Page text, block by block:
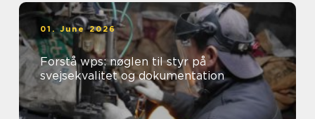
01. June 2026
Forstå wps: nøglen til styr på
svejsekvalitet og dokumentation